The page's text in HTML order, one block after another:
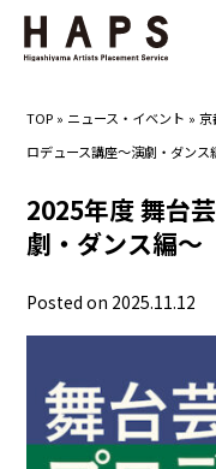
TOP » ニュース・イベント »京
ロデュース講座〜演劇・ダンス
2025年度 舞台
劇・ダンス編〜
Posted on 2025.11.12